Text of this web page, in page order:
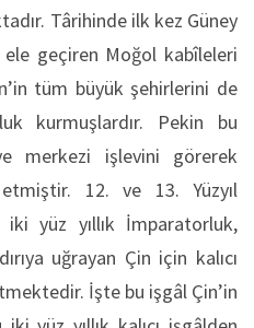
Târihinde ilk kez Güney
geçiren Moğol kabîleleri
tüm büyük şehirlerini de
kurmuşlardır. Pekin bu
merkezi işlevini görerek
12. ve 13. Yüzyıl
yüz yıllık İmparatorluk,
uğrayan Çin için kalıcı
İşte bu işgâl Çin’in